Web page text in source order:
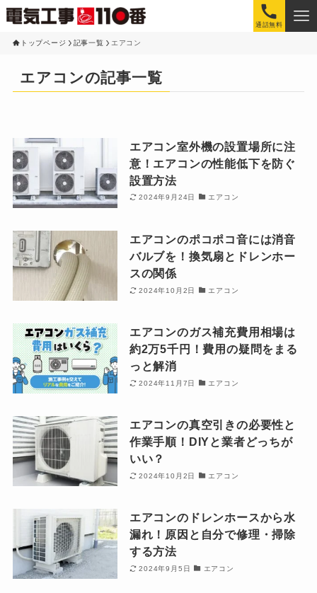
通話無料
トップページ 記事一覧 エアコン
エアコンの記事一覧
エアコン室外機の設置場所に注
意！エアコンの性能低下を防ぐ
設置方法
2024年9月24日 エアコン
エアコンのポコポコ音には消音
バルブを！換気扇とドレンホー
スの関係
2024年10月2日 エアコン
エアコンのガス補充費用相場は
約2万5千円！費用の疑問をまる
っと解消
2024年11月7日 エアコン
エアコンの真空引きの必要性と
作業手順！DIYと業者どっちが
いい？
2024年10月2日 エアコン
エアコンのドレンホースから水
漏れ！原因と自分で修理・掃除
する方法
2024年9月5日 エアコン